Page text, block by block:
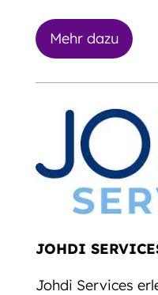
Mehr dazu
JOHDI
Johdi Services